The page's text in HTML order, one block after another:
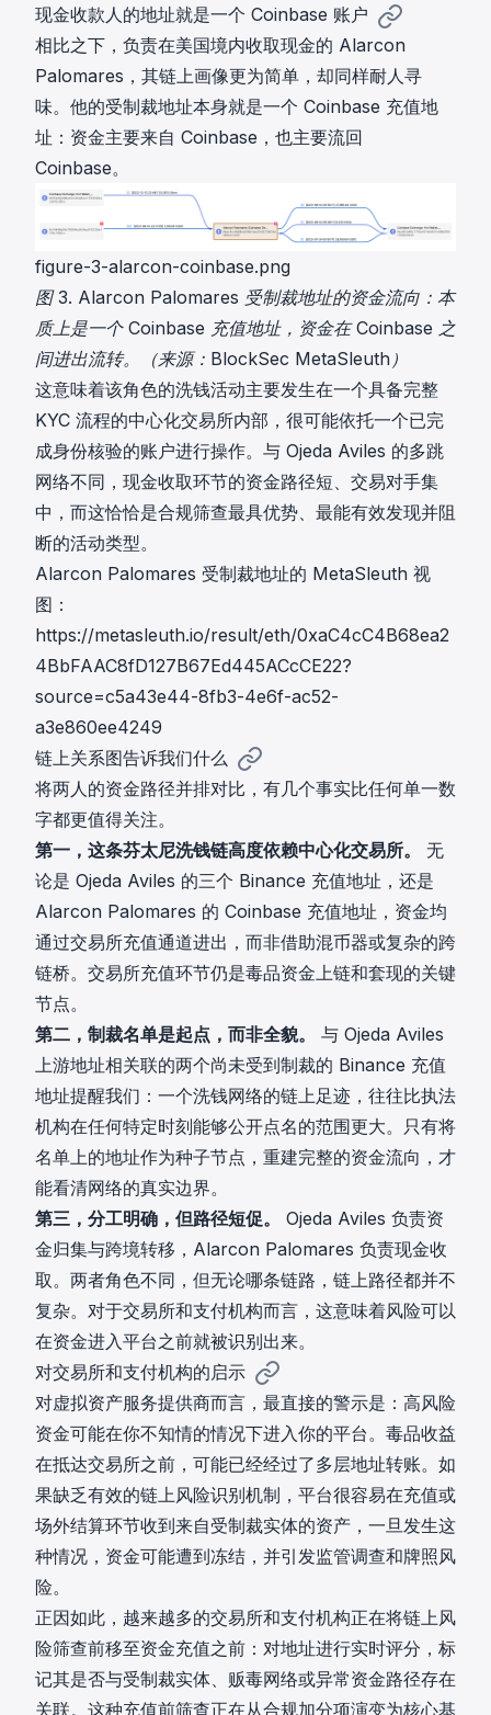
现金收款人的地址就是一个 Coinbase 账户
相比之下，负责在美国境内收取现金的 Alarcon
Palomares，其链上画像更为简单，却同样耐人寻
味。他的受制裁地址本身就是一个 Coinbase 充值地
址：资金主要来自 Coinbase，也主要流回
Coinbase。
figure-3-alarcon-coinbase.png
图 3. Alarcon Palomares 受制裁地址的资金流向：本
质上是一个 Coinbase 充值地址，资金在 Coinbase 之
间进出流转。（来源：BlockSec MetaSleuth）
这意味着该角色的洗钱活动主要发生在一个具备完整
KYC 流程的中心化交易所内部，很可能依托一个已完
成身份核验的账户进行操作。与 Ojeda Aviles 的多跳
网络不同，现金收取环节的资金路径短、交易对手集
中，而这恰恰是合规筛查最具优势、最能有效发现并阻
断的活动类型。
Alarcon Palomares 受制裁地址的 MetaSleuth 视
图：
https://metasleuth.io/result/eth/0xaC4cC4B68ea2
4BbFAAC8fD127B67Ed445ACcCE22?
source=c5a43e44-8fb3-4e6f-ac52-
a3e860ee4249
链上关系图告诉我们什么
将两人的资金路径并排对比，有几个事实比任何单一数
字都更值得关注。
第一，这条芬太尼洗钱链高度依赖中心化交易所。
无
论是 Ojeda Aviles 的三个 Binance 充值地址，还是
Alarcon Palomares 的 Coinbase 充值地址，资金均
通过交易所充值通道进出，而非借助混币器或复杂的跨
链桥。交易所充值环节仍是毒品资金上链和套现的关键
节点。
第二，制裁名单是起点，而非全貌。
与 Ojeda Aviles
上游地址相关联的两个尚未受到制裁的 Binance 充值
地址提醒我们：一个洗钱网络的链上足迹，往往比执法
机构在任何特定时刻能够公开点名的范围更大。只有将
名单上的地址作为种子节点，重建完整的资金流向，才
能看清网络的真实边界。
第三，分工明确，但路径短促。
Ojeda Aviles 负责资
金归集与跨境转移，Alarcon Palomares 负责现金收
取。两者角色不同，但无论哪条链路，链上路径都并不
复杂。对于交易所和支付机构而言，这意味着风险可以
在资金进入平台之前就被识别出来。
对交易所和支付机构的启示
对虚拟资产服务提供商而言，最直接的警示是：高风险
资金可能在你不知情的情况下进入你的平台。毒品收益
在抵达交易所之前，可能已经经过了多层地址转账。如
果缺乏有效的链上风险识别机制，平台很容易在充值或
场外结算环节收到来自受制裁实体的资产，一旦发生这
种情况，资金可能遭到冻结，并引发监管调查和牌照风
险。
正因如此，越来越多的交易所和支付机构正在将链上风
险筛查前移至资金充值之前：对地址进行实时评分，标
记其是否与受制裁实体、贩毒网络或异常资金路径存在
关联。这种充值前筛查正在从合规加分项演变为核心基